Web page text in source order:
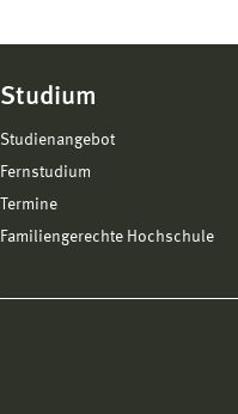
Studium
Studienangebot
Fernstudium
Termine
Familiengerechte Hochschule